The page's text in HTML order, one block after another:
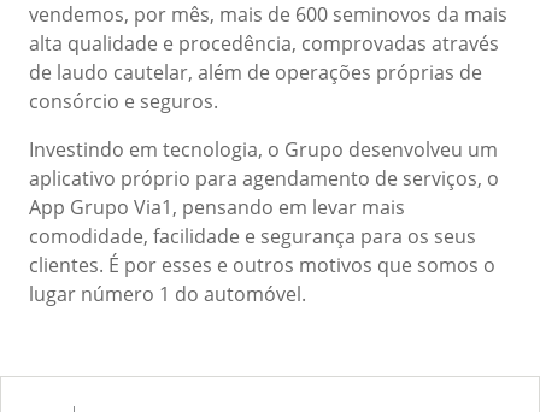
vendemos, por mês, mais de 600 seminovos da mais
alta qualidade e procedência, comprovadas através
de laudo cautelar, além de operações próprias de
consórcio e seguros.
Investindo em tecnologia, o Grupo desenvolveu um
aplicativo próprio para agendamento de serviços, o
App Grupo Via1, pensando em levar mais
comodidade, facilidade e segurança para os seus
clientes. É por esses e outros motivos que somos o
lugar número 1 do automóvel.